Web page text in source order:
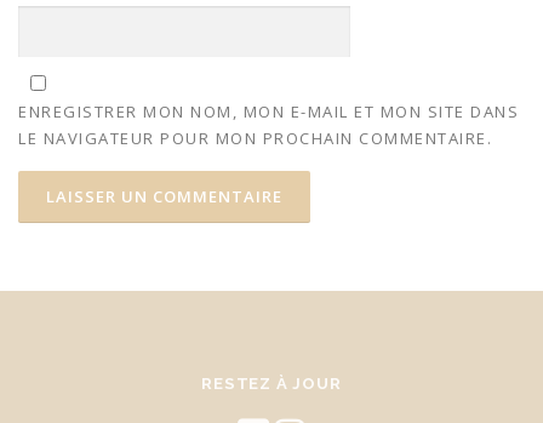
ENREGISTRER MON NOM, MON E-MAIL ET MON SITE DANS
LE NAVIGATEUR POUR MON PROCHAIN COMMENTAIRE.
RESTEZ À JOUR